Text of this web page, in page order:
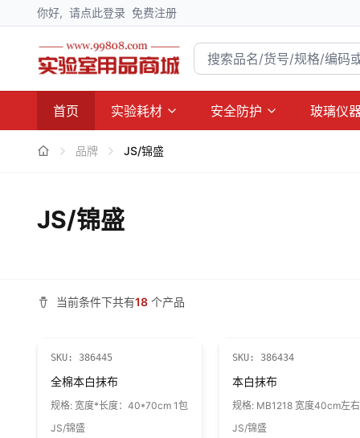
你好, 请点此登录 免费注册
首页 实验耗材 安全防护 玻璃仪
品牌 JS/锦盛
JS/锦盛
当前条件下共有18 个产品
SKU: 386445
全棉本白抹布
规格: 宽度*长度：40*70cm 1包
JS/锦盛
SKU: 386434
本白抹布
规格: MB1218 宽度40cm左
（抹布是由断料做成,稍微有
JS/锦盛